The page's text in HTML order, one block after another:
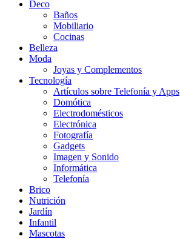
Deco
Baños
Mobiliario
Cocinas
Belleza
Moda
Joyas y Complementos
Tecnología
Artículos sobre Telefonía y Apps
Domótica
Electrodomésticos
Electrónica
Fotografía
Gadgets
Imagen y Sonido
Informática
Telefonía
Brico
Nutrición
Jardín
Infantil
Mascotas